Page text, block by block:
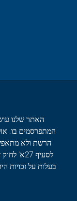
האתר שלנו
המתפרסמים בו.
הרשת ולא
לסעיף
בעלות על זכויות